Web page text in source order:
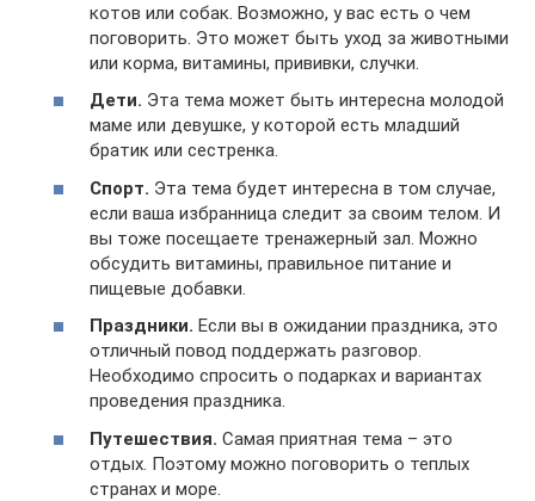
котов или собак. Возможно, у вас есть о чем
поговорить. Это может быть уход за животными
или корма, витамины, прививки, случки.
Дети. Эта тема может быть интересна молодой
маме или девушке, у которой есть младший
братик или сестренка.
Спорт. Эта тема будет интересна в том случае,
если ваша избранница следит за своим телом. И
вы тоже посещаете тренажерный зал. Можно
обсудить витамины, правильное питание и
пищевые добавки.
Праздники. Если вы в ожидании праздника, это
отличный повод поддержать разговор.
Необходимо спросить о подарках и вариантах
проведения праздника.
Путешествия. Самая приятная тема – это
отдых. Поэтому можно поговорить о теплых
странах и море.